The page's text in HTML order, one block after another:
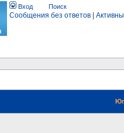
Вход Поиск
Сообщения без ответов